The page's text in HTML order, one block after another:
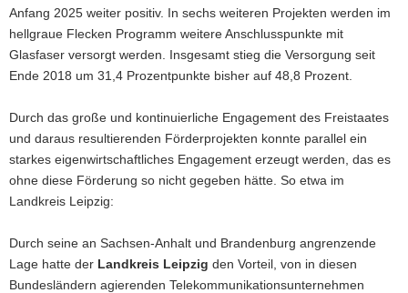
Anfang 2025 weiter positiv. In sechs weiteren Projekten werden im
hellgraue Flecken Programm weitere Anschlusspunkte mit
Glasfaser versorgt werden. Insgesamt stieg die Versorgung seit
Ende 2018 um 31,4 Prozentpunkte bisher auf 48,8 Prozent.
Durch das große und kontinuierliche Engagement des Freistaates
und daraus resultierenden Förderprojekten konnte parallel ein
starkes eigenwirtschaftliches Engagement erzeugt werden, das es
ohne diese Förderung so nicht gegeben hätte. So etwa im
Landkreis Leipzig:
Durch seine an Sachsen-Anhalt und Brandenburg angrenzende
Lage hatte der Landkreis Leipzig den Vorteil, von in diesen
Bundesländern agierenden Telekommunikationsunternehmen